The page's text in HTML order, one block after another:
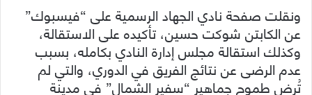
ونقلت صفحة نادي الجهاد الرسمية على “فيسبوك”
عن الكابتن شوكت حسين، تأكيده على الاستقالة،
وكذلك استقالة مجلس إدارة النادي بكامله، بسبب
عدم الرضى عن نتائج الفريق في الدوري، والتي لم
تُرضِ طموح جماهير “سفير الشمال” في مدينة